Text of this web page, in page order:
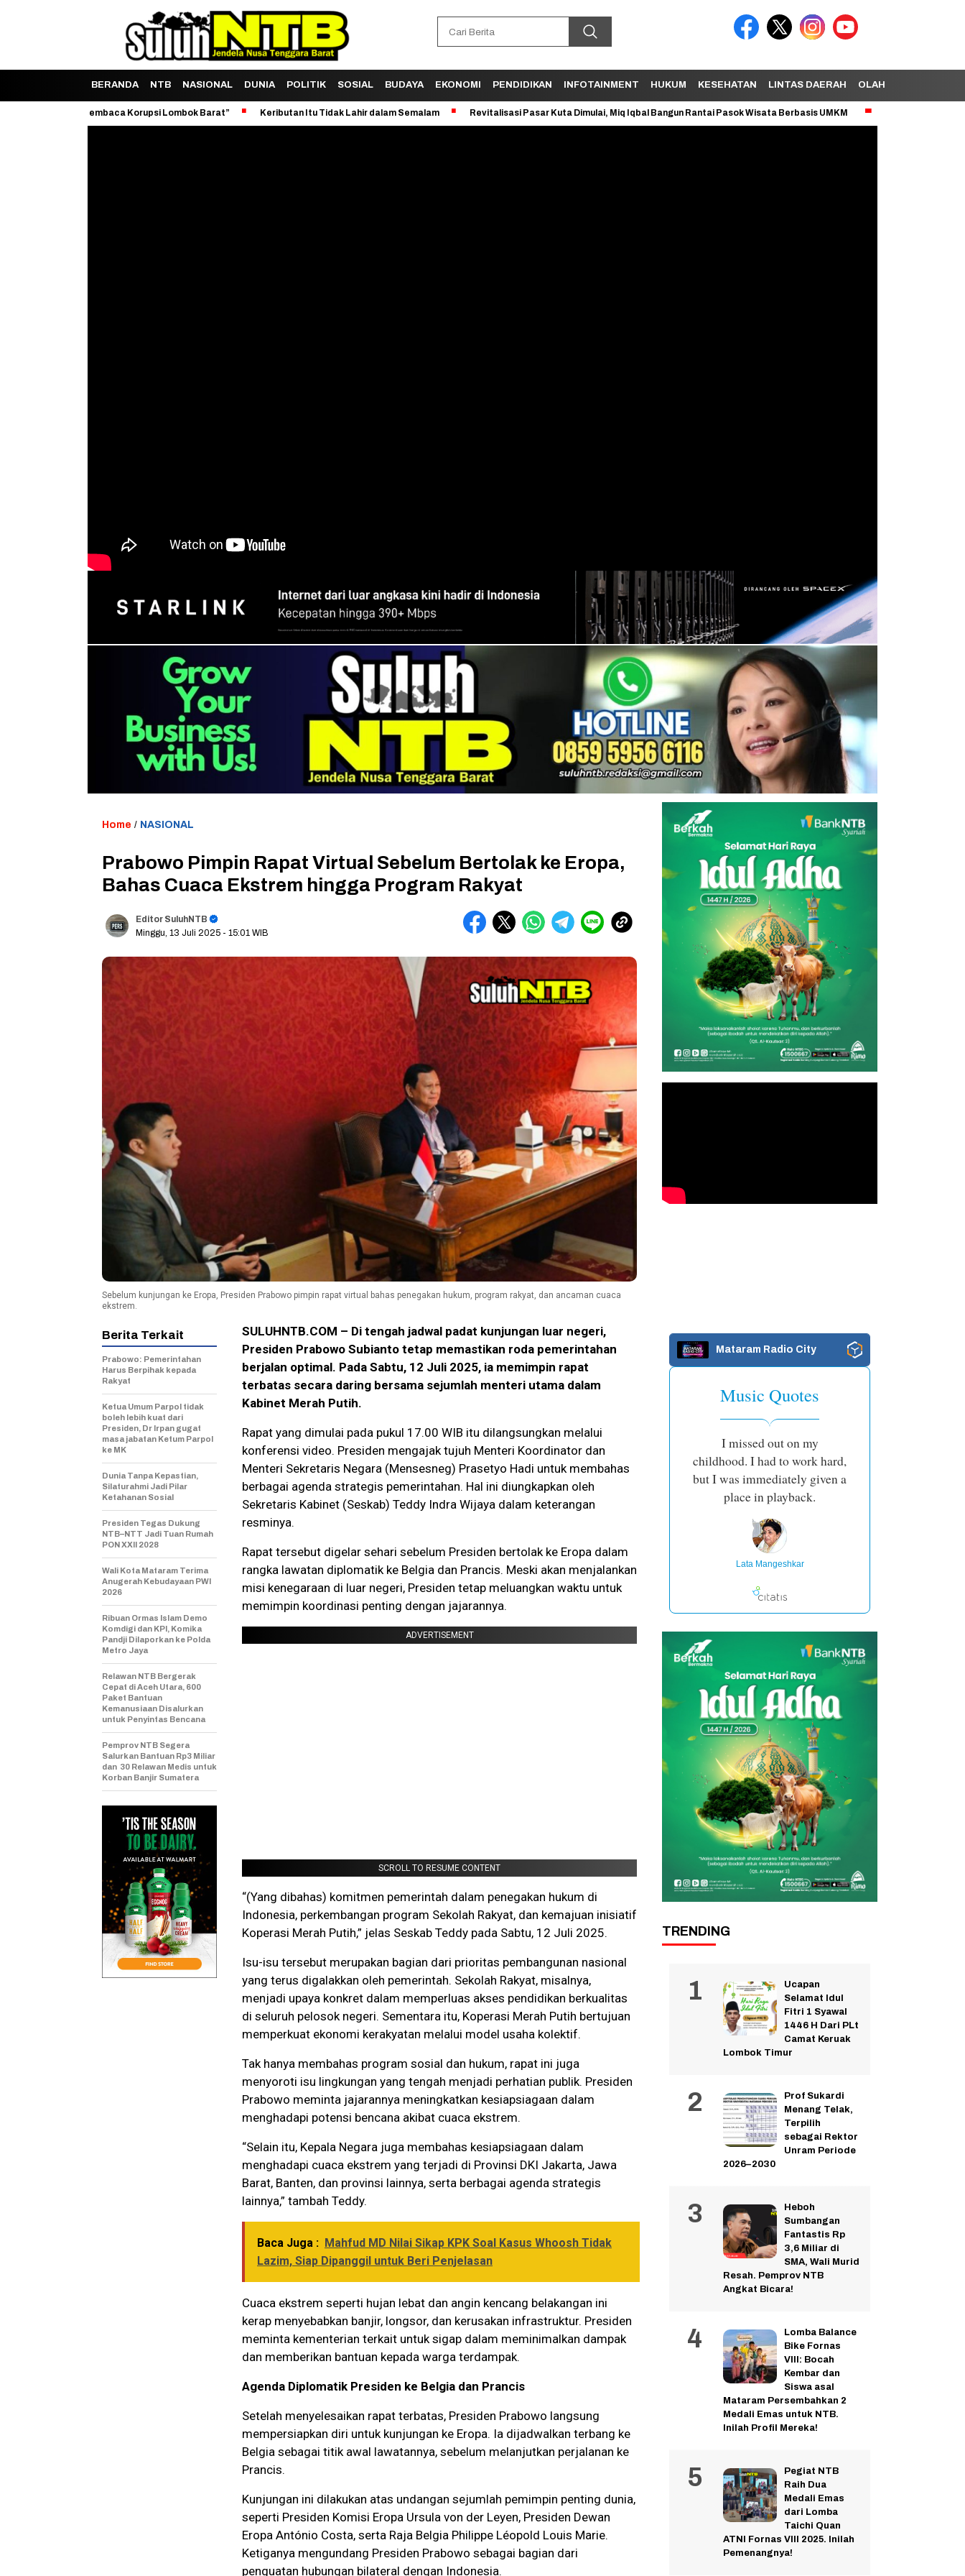
BERANDA NTB NASIONAL DUNIA POLITIK SOSIAL BUDAYA EKONOMI PENDIDIKAN INFOTAINMENT HUKUM KESEHATAN LINTAS DAERAH OLAHRAGA
Membaca Korupsi Lombok Barat” Keributan Itu Tidak Lahir dalam Semalam Revitalisasi Pasar Kuta Dimulai, Miq Iqbal Bangun Rantai Pasok Wisata Berbasis UMKM Dana BTT Setengah Triliun
Home / NASIONAL
Prabowo Pimpin Rapat Virtual Sebelum Bertolak ke Eropa,
Bahas Cuaca Ekstrem hingga Program Rakyat
Editor SuluhNTB
Minggu, 13 Juli 2025 - 15:01 WIB
Sebelum kunjungan ke Eropa, Presiden Prabowo pimpin rapat virtual bahas penegakan hukum, program rakyat, dan ancaman cuaca
ekstrem.
SULUHNTB.COM – Di tengah jadwal padat kunjungan luar negeri,
Presiden Prabowo Subianto tetap memastikan roda pemerintahan
berjalan optimal. Pada Sabtu, 12 Juli 2025, ia memimpin rapat
terbatas secara daring bersama sejumlah menteri utama dalam
Kabinet Merah Putih.
Rapat yang dimulai pada pukul 17.00 WIB itu dilangsungkan melalui
konferensi video. Presiden mengajak tujuh Menteri Koordinator dan
Menteri Sekretaris Negara (Mensesneg) Prasetyo Hadi untuk membahas
berbagai agenda strategis pemerintahan. Hal ini diungkapkan oleh
Sekretaris Kabinet (Seskab) Teddy Indra Wijaya dalam keterangan
resminya.
Rapat tersebut digelar sehari sebelum Presiden bertolak ke Eropa dalam
rangka lawatan diplomatik ke Belgia dan Prancis. Meski akan menjalankan
misi kenegaraan di luar negeri, Presiden tetap meluangkan waktu untuk
memimpin koordinasi penting dengan jajarannya.
ADVERTISEMENT
SCROLL TO RESUME CONTENT
“(Yang dibahas) komitmen pemerintah dalam penegakan hukum di
Indonesia, perkembangan program Sekolah Rakyat, dan kemajuan inisiatif
Koperasi Merah Putih,” jelas Seskab Teddy pada Sabtu, 12 Juli 2025.
Isu-isu tersebut merupakan bagian dari prioritas pembangunan nasional
yang terus digalakkan oleh pemerintah. Sekolah Rakyat, misalnya,
menjadi upaya konkret dalam memperluas akses pendidikan berkualitas
di seluruh pelosok negeri. Sementara itu, Koperasi Merah Putih bertujuan
memperkuat ekonomi kerakyatan melalui model usaha kolektif.
Tak hanya membahas program sosial dan hukum, rapat ini juga
menyoroti isu lingkungan yang tengah menjadi perhatian publik. Presiden
Prabowo meminta jajarannya meningkatkan kesiapsiagaan dalam
menghadapi potensi bencana akibat cuaca ekstrem.
“Selain itu, Kepala Negara juga membahas kesiapsiagaan dalam
menghadapi cuaca ekstrem yang terjadi di Provinsi DKI Jakarta, Jawa
Barat, Banten, dan provinsi lainnya, serta berbagai agenda strategis
lainnya,” tambah Teddy.
Baca Juga : Mahfud MD Nilai Sikap KPK Soal Kasus Whoosh Tidak
Lazim, Siap Dipanggil untuk Beri Penjelasan
Cuaca ekstrem seperti hujan lebat dan angin kencang belakangan ini
kerap menyebabkan banjir, longsor, dan kerusakan infrastruktur. Presiden
meminta kementerian terkait untuk sigap dalam meminimalkan dampak
dan memberikan bantuan kepada warga terdampak.
Agenda Diplomatik Presiden ke Belgia dan Prancis
Setelah menyelesaikan rapat terbatas, Presiden Prabowo langsung
mempersiapkan diri untuk kunjungan ke Eropa. Ia dijadwalkan terbang ke
Belgia sebagai titik awal lawatannya, sebelum melanjutkan perjalanan ke
Prancis.
Kunjungan ini dilakukan atas undangan sejumlah pemimpin penting dunia,
seperti Presiden Komisi Eropa Ursula von der Leyen, Presiden Dewan
Eropa António Costa, serta Raja Belgia Philippe Léopold Louis Marie.
Ketiganya mengundang Presiden Prabowo sebagai bagian dari
penguatan hubungan bilateral dengan Indonesia.
Berita Terkait
Prabowo: Pemerintahan
Harus Berpihak kepada
Rakyat
Ketua Umum Parpol tidak
boleh lebih kuat dari
Presiden, Dr Irpan gugat
masa jabatan Ketum Parpol
ke MK
Dunia Tanpa Kepastian,
Silaturahmi Jadi Pilar
Ketahanan Sosial
Presiden Tegas Dukung
NTB–NTT Jadi Tuan Rumah
PON XXII 2028
Wali Kota Mataram Terima
Anugerah Kebudayaan PWI
2026
Ribuan Ormas Islam Demo
Komdigi dan KPI, Komika
Pandji Dilaporkan ke Polda
Metro Jaya
Relawan NTB Bergerak
Cepat di Aceh Utara, 600
Paket Bantuan
Kemanusiaan Disalurkan
untuk Penyintas Bencana
Pemprov NTB Segera
Salurkan Bantuan Rp3 Miliar
dan 30 Relawan Medis untuk
Korban Banjir Sumatera
Mataram Radio City
Music Quotes
I missed out on my
childhood. I had to work hard,
but I was immediately given a
place in playback.
Lata Mangeshkar
TRENDING
Ucapan
Selamat Idul
Fitri 1 Syawal
1446 H Dari PLt
Camat Keruak
Lombok Timur
Prof Sukardi
Menang Telak,
Terpilih
sebagai Rektor
Unram Periode
2026–2030
Heboh
Sumbangan
Fantastis Rp
3,6 Miliar di
SMA, Wali Murid
Resah. Pemprov NTB
Angkat Bicara!
Lomba Balance
Bike Fornas
VIII: Bocah
Kembar dan
Siswa asal
Mataram Persembahkan 2
Medali Emas untuk NTB.
Inilah Profil Mereka!
Pegiat NTB
Raih Dua
Medali Emas
dari Lomba
Taichi Quan
ATNI Fornas VIII 2025. Inilah
Pemenangnya!